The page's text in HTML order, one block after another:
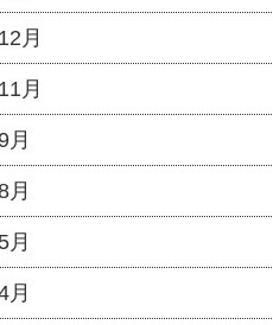
月
月
月
月
月
月